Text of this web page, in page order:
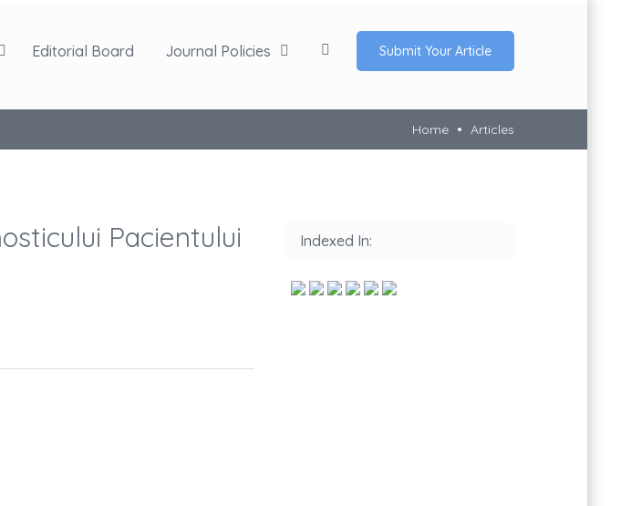
Editorial Board Journal Policies Submit Your Article
Home Articles
Pacientului
Indexed In: